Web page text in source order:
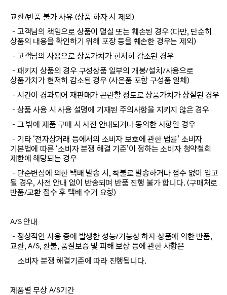
교환/반품 불가 사유 (상품 하자 시 제외)
－고객님의 책임으로 상품이 멸실 또는 훼손된 경우 (다만, 단순히
상품의 내용을 확인하기 위해 포장 등을 훼손한 경우는 제외)
－고객님의 사용으로 상품가치가 현저히 감소된 경우
－패키지 상품의 경우 구성상품 일부의 개봉/설치/사용으로
상품가치가 현저히 감소된 경우 (사은품 포함 구성품 일체)
－시간이 경과되어 재판매가 곤란할 정도로 상품가치가 상실된 경우
－상품 사용 시 사용 설명에 기재된 주의사항을 지키지 않은 경우
－그 밖에 제품 구매 시 사전 안내되거나 동의한 사항일 경우
－기타 ‘전자상거래 등에서의 소비자 보호에 관한 법률’ 소비자
기본법에 따른 ‘소비자 분쟁 해결 기준’이 정하는 소비자 청약철회
제한에 해당되는 경우
－단순변심에 의한 택배 발송 시, 착불로 발송하거나 접수 없이 입고
될 경우, 사전 안내 없이 반송되며 반품 진행 불가 합니다. (구매처로
반품/교환 접수 후 택배 수거 요청)
A/S 안내
－정상적인 사용 중에 발생한 성능/기능상 하자 상품에 의한 반품,
교환, A/S, 환불, 품질보증 및 피해 보상 등에 관한 사항은
소비자 분쟁 해결기준에 따라 진행됩니다.
제품별 무상 A/S기간